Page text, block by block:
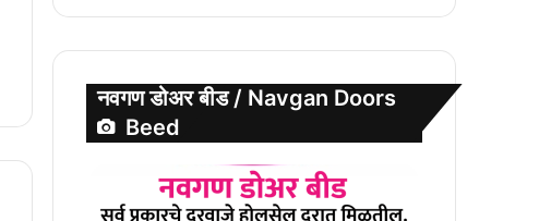
नवगण डोअर बीड / Navgan Doors
Beed